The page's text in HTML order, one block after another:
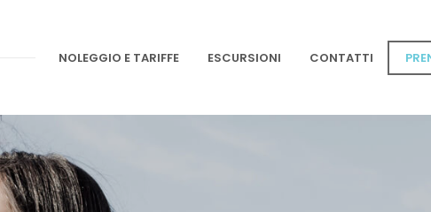
NOLEGGIO E TARIFFE ESCURSIONI CONTATTI